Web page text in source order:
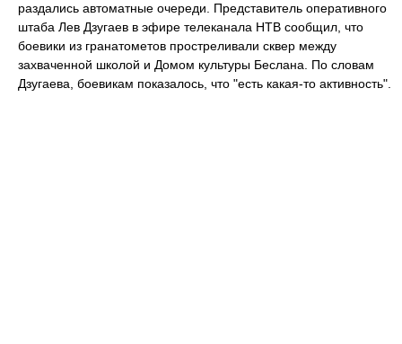
раздались автоматные очереди. Представитель оперативного
штаба Лев Дзугаев в эфире телеканала НТВ сообщил, что
боевики из гранатометов простреливали сквер между
захваченной школой и Домом культуры Беслана. По словам
Дзугаева, боевикам показалось, что "есть какая-то активность".